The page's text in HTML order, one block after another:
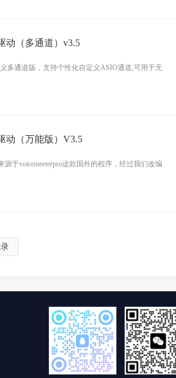
动（多通道）v3.5
多通道版，支持个性化自定义ASIO通道,可用于无
动（万能版）V3.5
于voicemeeterpro这款国外的程序，经过我们改编